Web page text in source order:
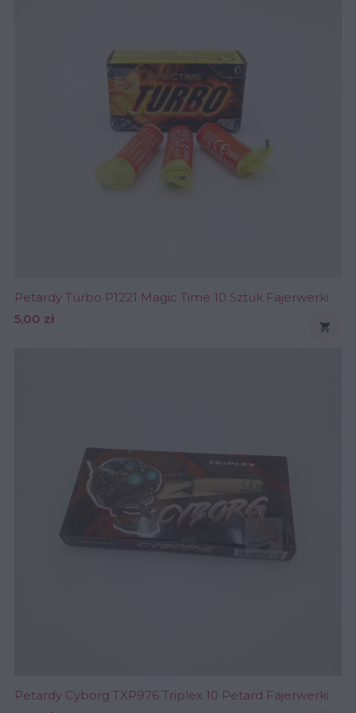
Petardy Turbo P1221 Magic Time 10 Sztuk Fajerwerki
Cena
5,00 zł

Petardy Cyborg TXP976 Triplex 10 Petard Fajerwerki